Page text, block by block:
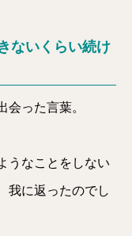
ないくらい続け
会った言葉。
うなことをしない
我に返ったのでし